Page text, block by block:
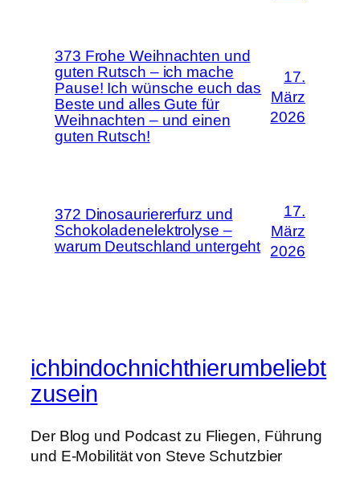
373 Frohe Weihnachten und
guten Rutsch – ich mache
Pause! Ich wünsche euch das
Beste und alles Gute für
Weihnachten – und einen
guten Rutsch!
17.
März
2026
372 Dinosauriererfurz und
Schokoladenelektrolyse –
warum Deutschland untergeht
17.
März
2026
ichbindochnichthierumbeliebt
zusein
Der Blog und Podcast zu Fliegen, Führung
und E-Mobilität von Steve Schutzbier